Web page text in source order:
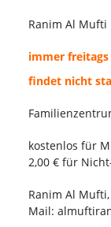
Ranim Al Mufti
immer freitags
findet nicht
kostenlos für
2,00 € für
Ranim Al
Mail: